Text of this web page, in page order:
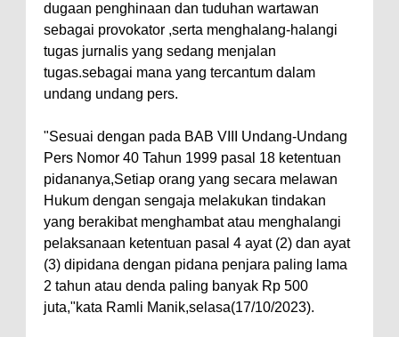
dugaan penghinaan dan tuduhan wartawan
sebagai provokator ,serta menghalang-halangi
tugas jurnalis yang sedang menjalan
tugas.sebagai mana yang tercantum dalam
undang undang pers.
"Sesuai dengan pada BAB VIII Undang-Undang
Pers Nomor 40 Tahun 1999 pasal 18 ketentuan
pidananya,Setiap orang yang secara melawan
Hukum dengan sengaja melakukan tindakan
yang berakibat menghambat atau menghalangi
pelaksanaan ketentuan pasal 4 ayat (2) dan ayat
(3) dipidana dengan pidana penjara paling lama
2 tahun atau denda paling banyak Rp 500
juta,"kata Ramli Manik,selasa(17/10/2023).